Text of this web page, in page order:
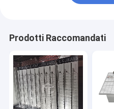
Prodotti Raccomandati